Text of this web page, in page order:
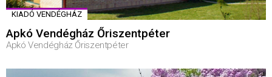
KIADÓ VENDÉGHÁZ
Apkó Vendégház Őriszentpéter
Apkó Vendégház Őriszentpéter